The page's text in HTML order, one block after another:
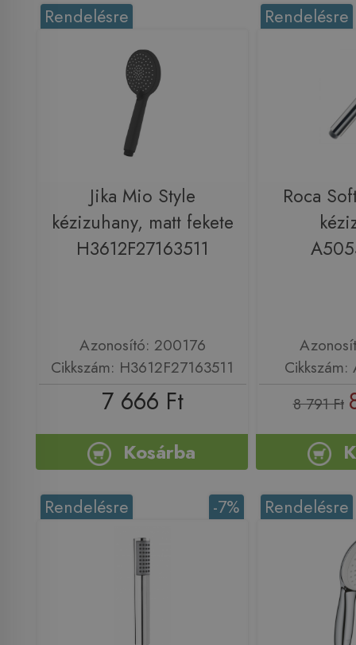
Rendelésre
Jika Mio Style
kézizuhany, matt fekete
H3612F27163511
Azonosító: 200176
Cikkszám: H3612F27163511
7 666 Ft
Kosárba
Rendelésre
Roca
8 791 Ft
-7%
Rendelésre Rendelésre